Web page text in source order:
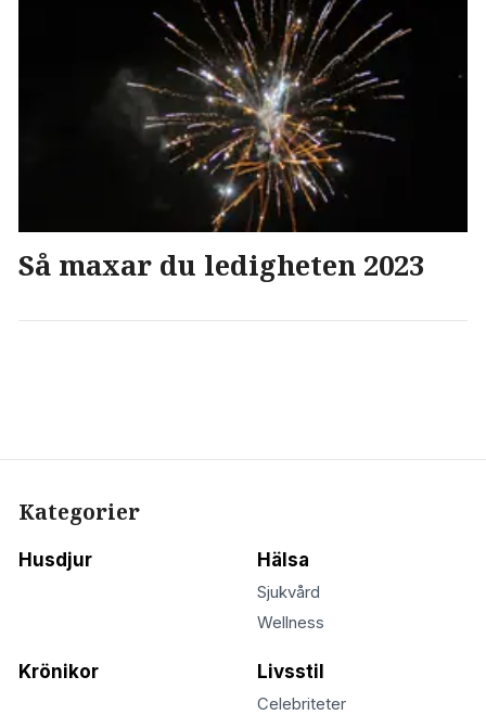
Så maxar du ledigheten 2023
Kategorier
Husdjur Hälsa
Sjukvård
Wellness
Krönikor Livsstil
Celebriteter